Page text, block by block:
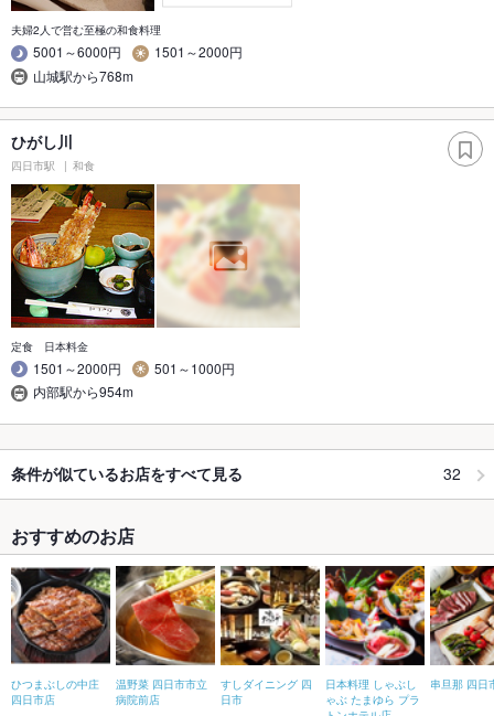
夫婦2人で営む至極の和食料理
5001～6000円
1501～2000円
山城駅から768m
ひがし川
四日市駅 和食
定食 日本料金
1501～2000円
501～1000円
内部駅から954m
条件が似ているお店をすべて見る 32
おすすめのお店
ひつまぶしの中庄
四日市店
温野菜 四日市市立
病院前店
すしダイニング 四
日市
日本料理 しゃぶし
ゃぶ たまゆら プラ
串旦那 四日